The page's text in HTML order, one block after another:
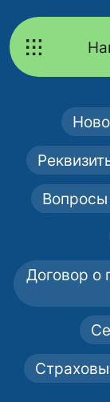
Вопросы
Договор о